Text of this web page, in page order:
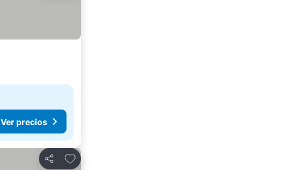
Ver precios
Compartir
Agregar a favoritos